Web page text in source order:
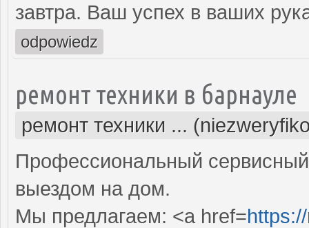
завтра. Ваш успех в ваших
odpowiedz
ремонт техники в барнауле
ремонт техники ...
Профессиональный
выездом на дом.
Мы предлагаем: <a href=